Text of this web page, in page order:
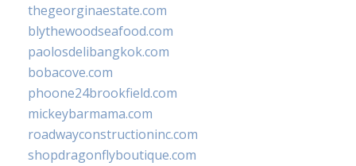
thegeorginaestate.com
blythewoodseafood.com
paolosdelibangkok.com
bobacove.com
phoone24brookfield.com
mickeybarmama.com
roadwayconstructioninc.com
shopdragonflyboutique.com